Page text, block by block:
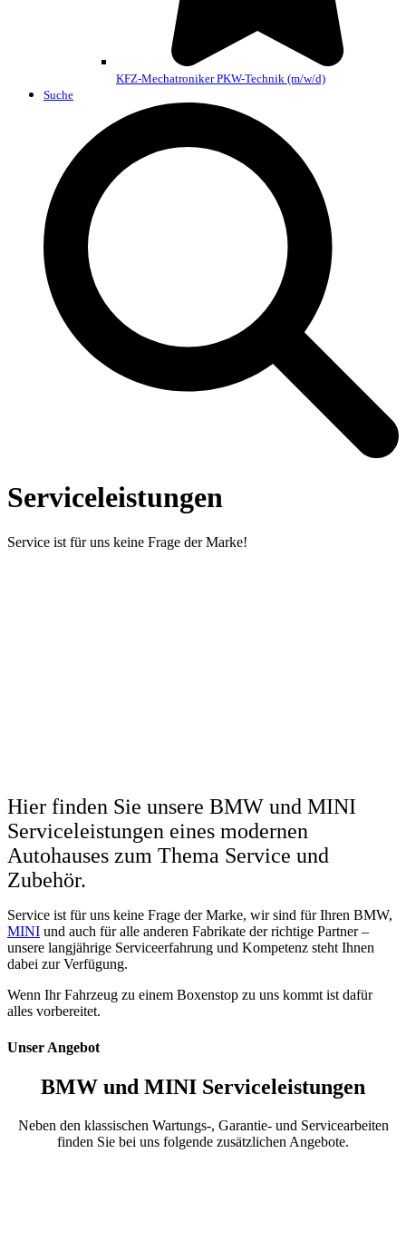
KFZ-Mechatroniker PKW-Technik (m/w/d)
Suche
Serviceleistungen
Service ist für uns keine Frage der Marke!
Hier finden Sie unsere BMW und MINI
Serviceleistungen eines modernen
Autohauses zum Thema Service und
Zubehör.
Service ist für uns keine Frage der Marke, wir sind für Ihren BMW,
MINI und auch für alle anderen Fabrikate der richtige Partner –
unsere langjährige Serviceerfahrung und Kompetenz steht Ihnen
dabei zur Verfügung.
Wenn Ihr Fahrzeug zu einem Boxenstop zu uns kommt ist dafür
alles vorbereitet.
Unser Angebot
BMW und MINI Serviceleistungen
Neben den klassischen Wartungs-, Garantie- und Servicearbeiten
finden Sie bei uns folgende zusätzlichen Angebote.